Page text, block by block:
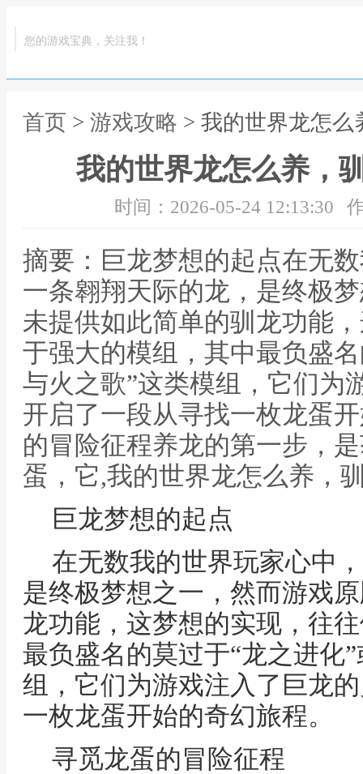
您的游戏宝典，关注我！
首页 > 游戏攻略 > 我的世界龙怎
我的世界龙怎么养，
时间：2026-05-24 12:13:30
摘要：巨龙梦想的起点在无
一条翱翔天际的龙，是终极
未提供如此简单的驯龙功能
于强大的模组，其中最负盛
与火之歌”这类模组，它们为
开启了一段从寻找一枚龙蛋
的冒险征程养龙的第一步，
蛋，它,我的世界龙怎么养，
巨龙梦想的起点
在无数我的世界玩家心中
是终极梦想之一，然而游戏
龙功能，这梦想的实现，往
最负盛名的莫过于“龙之进化
组，它们为游戏注入了巨龙
一枚龙蛋开始的奇幻旅程。
寻觅龙蛋的冒险征程